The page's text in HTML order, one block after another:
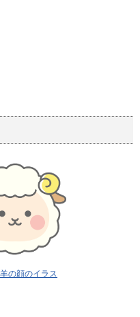
の顔のイラス